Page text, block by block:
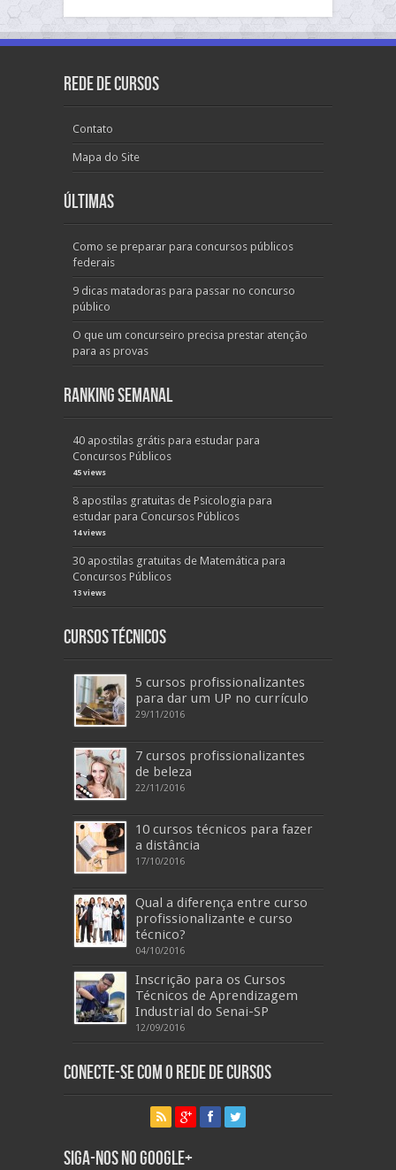
Rede de Cursos
Contato
Mapa do Site
Últimas
Como se preparar para concursos públicos
federais
9 dicas matadoras para passar no concurso
público
O que um concurseiro precisa prestar atenção
para as provas
Ranking Semanal
40 apostilas grátis para estudar para
Concursos Públicos
45 views
8 apostilas gratuitas de Psicologia para
estudar para Concursos Públicos
14 views
30 apostilas gratuitas de Matemática para
Concursos Públicos
13 views
Cursos Técnicos
5 cursos profissionalizantes
para dar um UP no currículo
29/11/2016
7 cursos profissionalizantes
de beleza
22/11/2016
10 cursos técnicos para fazer
a distância
17/10/2016
Qual a diferença entre curso
profissionalizante e curso
técnico?
04/10/2016
Inscrição para os Cursos
Técnicos de Aprendizagem
Industrial do Senai-SP
12/09/2016
Conecte-se com o Rede de Cursos
Siga-nos no Google+